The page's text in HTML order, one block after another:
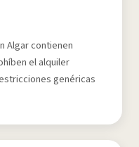
Algar contienen
el alquiler
genéricas